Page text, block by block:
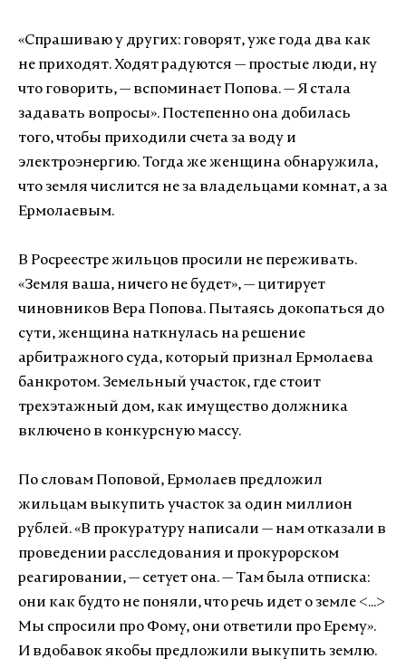
«Спрашиваю у других: говорят, уже года два как
не приходят. Ходят радуются — простые люди, ну
что говорить, — вспоминает Попова. — Я стала
задавать вопросы». Постепенно она добилась
того, чтобы приходили счета за воду и
электроэнергию. Тогда же женщина обнаружила,
что земля числится не за владельцами комнат, а за
Ермолаевым.
В Росреестре жильцов просили не переживать.
«Земля ваша, ничего не будет», — цитирует
чиновников Вера Попова. Пытаясь докопаться до
сути, женщина наткнулась на решение
арбитражного суда, который признал Ермолаева
банкротом. Земельный участок, где стоит
трехэтажный дом, как имущество должника
включено в конкурсную массу.
По словам Поповой, Ермолаев предложил
жильцам выкупить участок за один миллион
рублей. «В прокуратуру написали — нам отказали в
проведении расследования и прокурорском
реагировании, — сетует она. — Там была отписка:
они как будто не поняли, что речь идет о земле <...>
Мы спросили про Фому, они ответили про Ерему».
И вдобавок якобы предложили выкупить землю.